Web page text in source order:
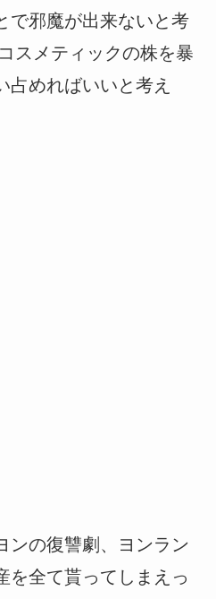
で邪魔が出来ないと考
スメティックの株を暴
占めればいいと考え
ンの復讐劇、ヨンラン
を全て貰ってしまえっ